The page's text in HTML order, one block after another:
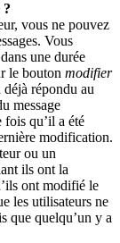
vous ne pouvez
Vous
une durée
le bouton modifier
déjà répondu au
message
qu’il a été
modification.
ou un
ils ont la
ont modifié le
les utilisateurs ne
que quelqu’un y a